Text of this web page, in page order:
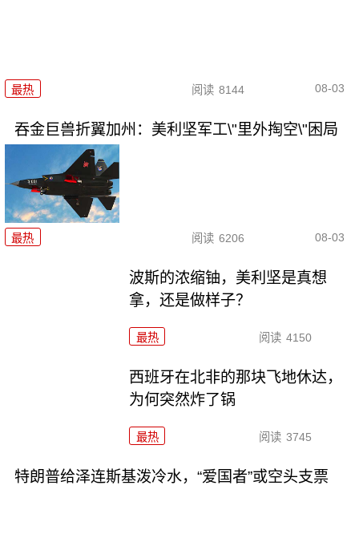
最热 阅读 8144 08-03
吞金巨兽折翼加州：美利坚军工\"里外掏空\"困局
最热 阅读 6206 08-03
波斯的浓缩铀，美利坚是真想
拿，还是做样子？
最热 阅读 4150
西班牙在北非的那块飞地休达，
为何突然炸了锅
最热 阅读 3745
特朗普给泽连斯基泼冷水，“爱国者”或空头支票